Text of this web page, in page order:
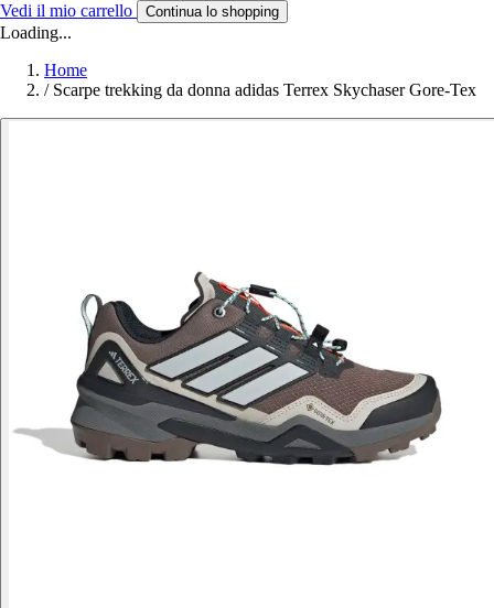
Vedi il mio carrello Continua lo shopping
Loading...
Home
/ Scarpe trekking da donna adidas Terrex Skychaser Gore-Tex